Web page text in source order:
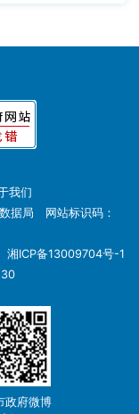
我们
据局 网站标识码：
湘ICP备13009704号-1
政府微博